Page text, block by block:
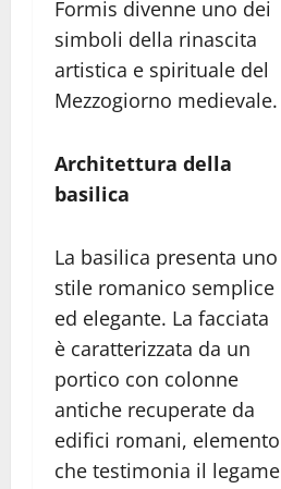
Formis divenne uno dei
simboli della rinascita
artistica e spirituale del
Mezzogiorno medievale.
Architettura della
basilica
La basilica presenta uno
stile romanico semplice
ed elegante. La facciata
è caratterizzata da un
portico con colonne
antiche recuperate da
edifici romani, elemento
che testimonia il legame